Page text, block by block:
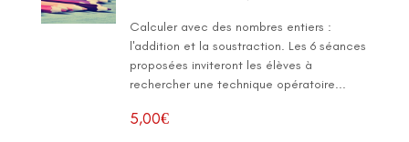
Calculer avec des nombres entiers :
l'addition et la soustraction. Les 6 séances
proposées inviteront les élèves à
rechercher une technique opératoire...
5,00€